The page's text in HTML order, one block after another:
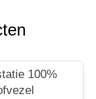
100%